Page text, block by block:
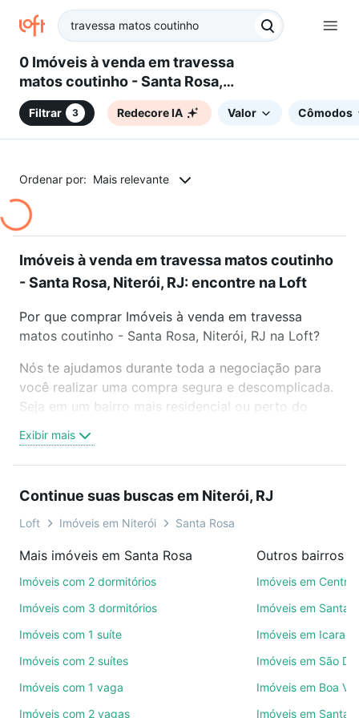
0 Imóveis à venda em travessa
matos coutinho - Santa Rosa,
Niterói, RJ
Filtrar 3 Redecore IA Valor Cômodos
Ordenar por: Mais relevante
Imóveis à venda em travessa matos coutinho
- Santa Rosa, Niterói, RJ: encontre na Loft
Por que comprar Imóveis à venda em travessa
matos coutinho - Santa Rosa, Niterói, RJ na Loft?
Nós te ajudamos durante toda a negociação para
você realizar uma compra segura e descomplicada.
Seja em um bairro mais residencial ou perto do
oferta ideal de Imóveis à venda em travessa matos
coutinho - Santa Rosa, Niterói, RJ para conquistar
videochamada, é grátis, sem compromisso e você
ainda conta com mais de 46 mil corretores e
de imóveis.
ruas, bairros e até condomínios favoritos. Você
também pode usar os filtros como quantidade de
quartos, suítes, com ou sem vaga de garagem para
Exibir mais
Continue suas buscas em Niterói, RJ
Loft Imóveis em Niterói Santa Rosa
Mais imóveis em Santa Rosa
Imóveis com 2 dormitórios
Imóveis com 3 dormitórios
Imóveis com 1 suíte
Imóveis com 2 suítes
Imóveis com 1 vaga
Imóveis com 2 vagas
Outros bairros
Imóveis em Centro
Imóveis em
Imóveis em Icaraí
Imóveis em São
Imóveis em Boa
Imóveis em Santa